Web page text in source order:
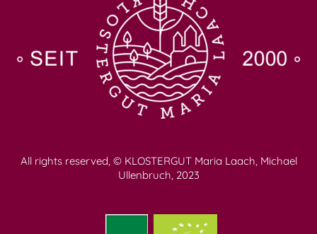
All rights reserved, © KLOSTERGUT Maria Laach, Michael
Ullenbruch, 2023